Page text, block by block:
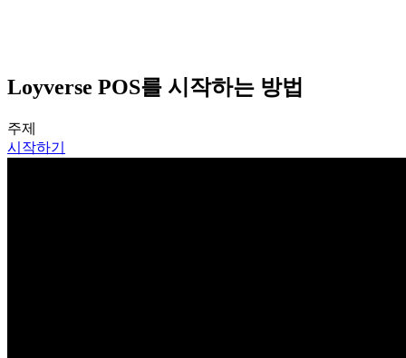
Loyverse POS를 시작하는 방법
주제
시작하기